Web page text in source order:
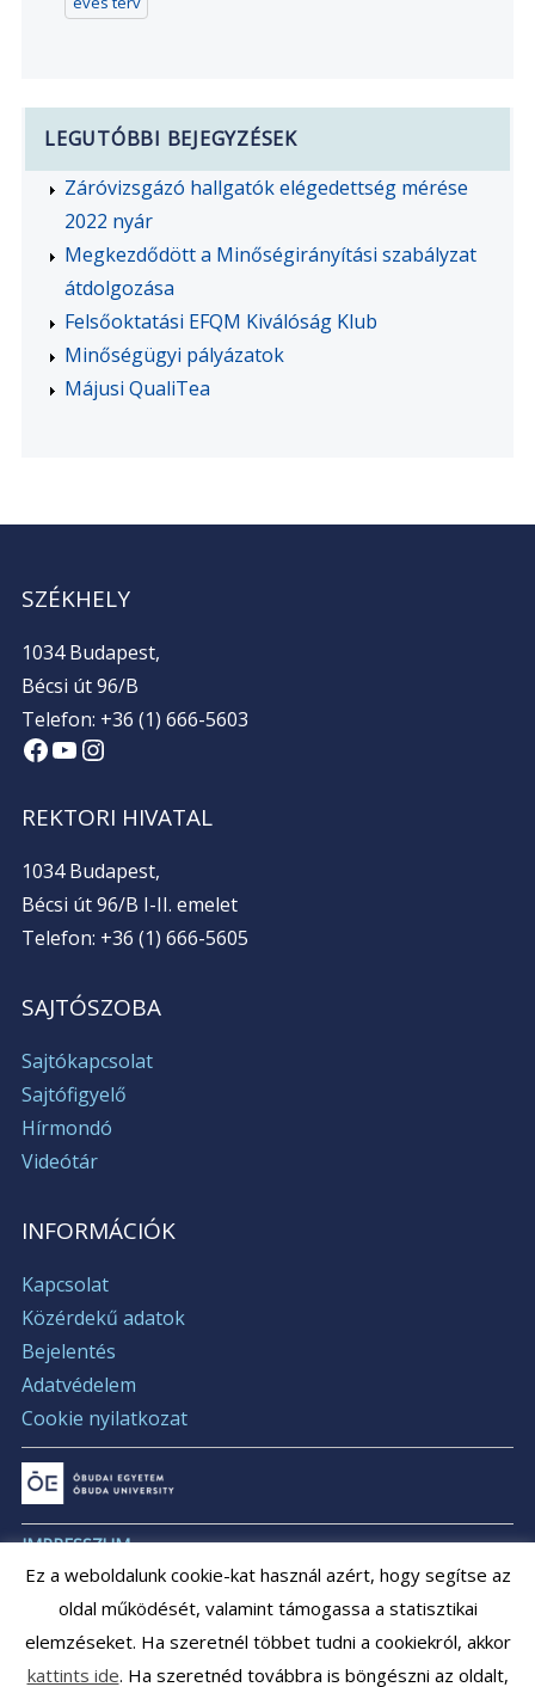
LEGUTÓBBI BEJEGYZÉSEK
Záróvizsgázó hallgatók elégedettség mérése
2022 nyár
Megkezdődött a Minőségirányítási szabályzat
átdolgozása
Felsőoktatási EFQM Kiválóság Klub
Minőségügyi pályázatok
Májusi QualiTea
SZÉKHELY
1034 Budapest,
Bécsi út 96/B
Telefon: +36 (1) 666-5603
Facebook
YouTube
Instagram
REKTORI HIVATAL
1034 Budapest,
Bécsi út 96/B I-II. emelet
Telefon: +36 (1) 666-5605
SAJTÓSZOBA
Sajtókapcsolat
Sajtófigyelő
Hírmondó
Videótár
INFORMÁCIÓK
Kapcsolat
Közérdekű adatok
Bejelentés
Adatvédelem
Cookie nyilatkozat
IMPRESSZUM
ÁLLÁSAJÁNLATOK
ARCHÍVUM
Ez a weboldalunk cookie-kat használ azért, hogy segítse az
oldal működését, valamint támogassa a statisztikai
elemzéseket. Ha szeretnél többet tudni a cookiekról, akkor
kattints ide. Ha szeretnéd továbbra is böngészni az oldalt,